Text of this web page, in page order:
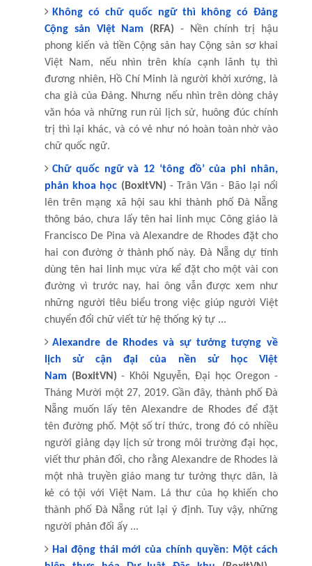
Không có chữ quốc ngữ thì không có Đảng
Cộng sản Việt Nam (RFA) - Nền chính trị hậu
phong kiến và tiền Cộng sản hay Cộng sản sơ khai
Việt Nam, nếu nhìn trên khía cạnh lãnh tụ thì
đương nhiên, Hồ Chí Minh là người khởi xướng, là
cha già của Đảng. Nhưng nếu nhìn trên dòng chảy
văn hóa và những run rủi lịch sử, huông đúc chính
trị thì lại khác, và có vẻ như nó hoàn toàn nhờ vào
chữ quốc ngữ.
Chữ quốc ngữ và 12 ‘tông đồ’ của phi nhân,
phản khoa học (BoxitVN) - Trân Văn - Bão lại nổi
lên trên mạng xã hội sau khi thành phố Đà Nẵng
thông báo, chưa lấy tên hai linh mục Công giáo là
Francisco De Pina và Alexandre de Rhodes đặt cho
hai con đường ở thành phố này. Đà Nẵng dự tính
dùng tên hai linh mục vừa kể đặt cho một vài con
đường vì trước nay, hai ông vẫn được xem như
những người tiêu biểu trong việc giúp người Việt
chuyển đổi chữ viết từ hệ thống ký tự ...
Alexandre de Rhodes và sự tưởng tượng về
lịch sử cận đại của nền sử học Việt
Nam(BoxitVN) - Khôi Nguyễn, Đại học Oregon -
Tháng Mười một 27, 2019. Gần đây, thành phố Đà
Nẵng muốn lấy tên Alexandre de Rhodes để đặt
tên đường phố. Một số trí thức, trong đó có nhiều
người giảng dạy lịch sử trong môi trường đại học,
viết thư phản đối, cho rằng Alexandre de Rhodes là
một nhà truyền giáo mang tư tưởng thực dân, là
kẻ có tội với Việt Nam. Lá thư của họ khiến cho
thành phố Đà Nẵng rút lại ý định. Tuy vậy, những
người phản đối ấy ...
Hai động thái mới của chính quyền: Một cách